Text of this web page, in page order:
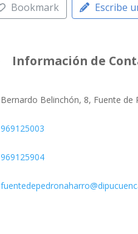
Bookmark Escribe
Información de
Bernardo Belinchón, 8, Fuente
969125003
969125904